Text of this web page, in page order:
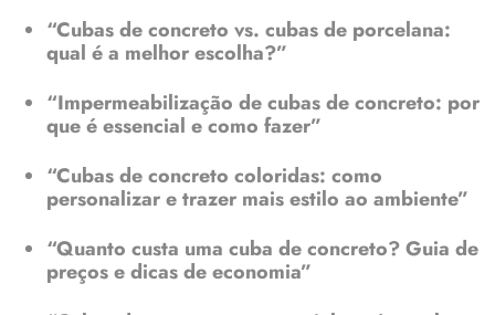
“Cubas de concreto vs. cubas de porcelana:
qual é a melhor escolha?”
“Impermeabilização de cubas de concreto: por
que é essencial e como fazer”
“Cubas de concreto coloridas: como
personalizar e trazer mais estilo ao ambiente”
“Quanto custa uma cuba de concreto? Guia de
preços e dicas de economia”